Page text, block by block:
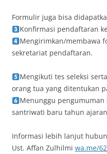
Formulir juga bisa
Konfirmasi pendaftaran
Mengirimkan/membawa
sekretariat pendaftaran.
Mengikuti tes seleksi
orang tua yang ditentukan
Menunggu
santriwati baru tahun
Informasi lebih lanjut
Ust. Affan Zulhilmi wa.me/